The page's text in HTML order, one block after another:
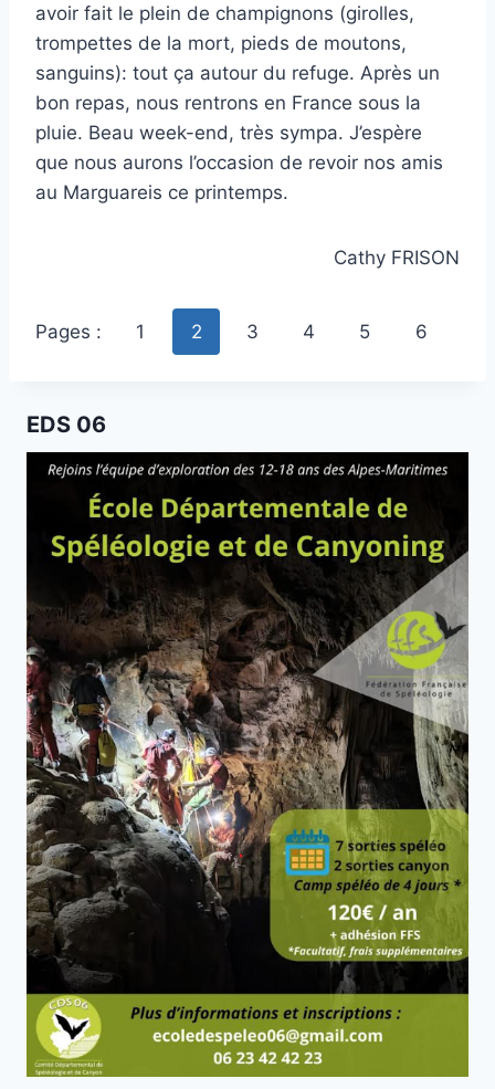
avoir fait le plein de champignons (girolles,
trompettes de la mort, pieds de moutons,
sanguins): tout ça autour du refuge. Après un
bon repas, nous rentrons en France sous la
pluie. Beau week-end, très sympa. J’espère
que nous aurons l’occasion de revoir nos amis
au Marguareis ce printemps.
Cathy FRISON
Pages : 1 2 3 4 5 6
EDS 06